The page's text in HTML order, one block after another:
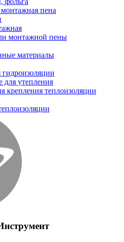
пена
монтажной пены
материалы
утепления
крепления теплоизоляции